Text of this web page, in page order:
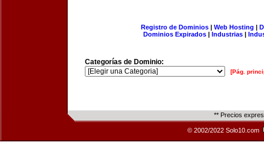
Registro de Dominios| Web Hosting |
Dominios Expirados | Industrias |
Categorías de Dominio:
[Pág.
** Precios
© 2002/2022 Solo10.com